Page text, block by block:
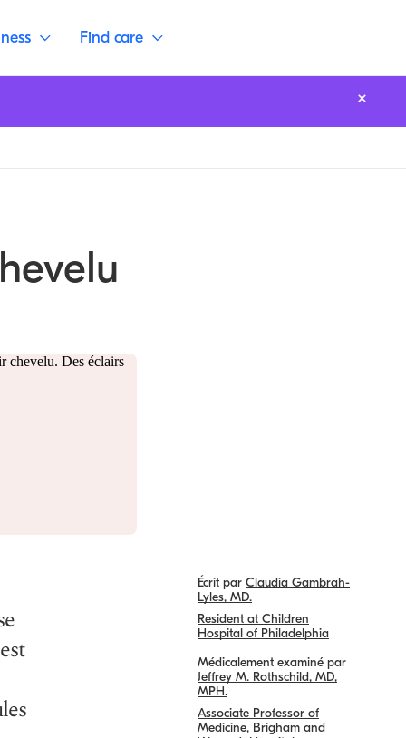
Find care
Écrit par Claudia Gambrah-
Lyles, MD.
Resident at Children
Hospital of Philadelphia
Médicalement examiné par
Jeffrey M. Rothschild, MD,
MPH.
Associate Professor of
Medicine, Brigham and